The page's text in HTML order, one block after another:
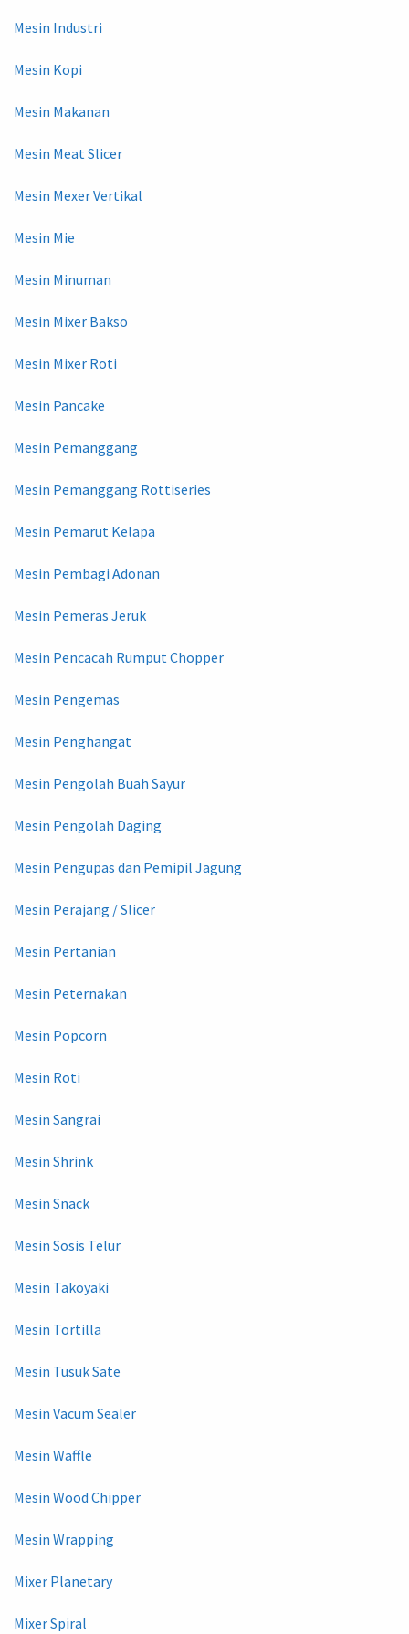
Mesin Industri
Mesin Kopi
Mesin Makanan
Mesin Meat Slicer
Mesin Mexer Vertikal
Mesin Mie
Mesin Minuman
Mesin Mixer Bakso
Mesin Mixer Roti
Mesin Pancake
Mesin Pemanggang
Mesin Pemanggang Rottiseries
Mesin Pemarut Kelapa
Mesin Pembagi Adonan
Mesin Pemeras Jeruk
Mesin Pencacah Rumput Chopper
Mesin Pengemas
Mesin Penghangat
Mesin Pengolah Buah Sayur
Mesin Pengolah Daging
Mesin Pengupas dan Pemipil Jagung
Mesin Perajang / Slicer
Mesin Pertanian
Mesin Peternakan
Mesin Popcorn
Mesin Roti
Mesin Sangrai
Mesin Shrink
Mesin Snack
Mesin Sosis Telur
Mesin Takoyaki
Mesin Tortilla
Mesin Tusuk Sate
Mesin Vacum Sealer
Mesin Waffle
Mesin Wood Chipper
Mesin Wrapping
Mixer Planetary
Mixer Spiral